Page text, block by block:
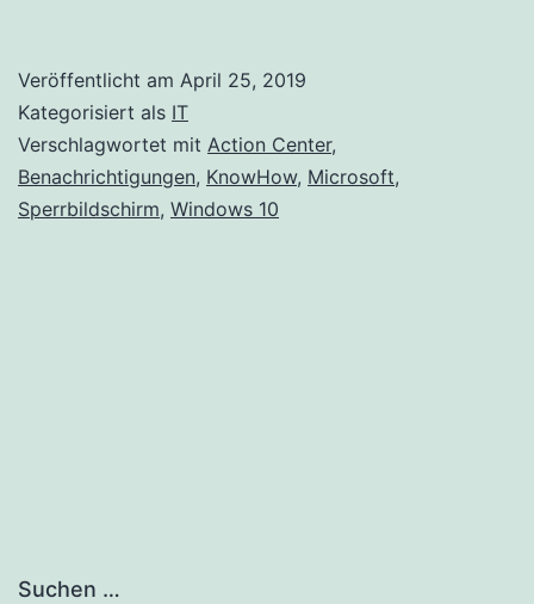
Benachrichtigungen
in
Windows
Veröffentlicht am April 25, 2019
Kategorisiert als IT
Verschlagwortet mit Action Center,
Benachrichtigungen, KnowHow, Microsoft,
Sperrbildschirm, Windows 10
Suchen …